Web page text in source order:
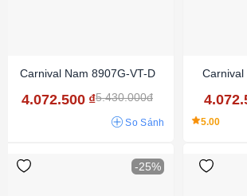
Carnival Nam 8907G-VT-D
4.072.500 ₫5.430.000đ
So Sánh
Carnival
5.00
-25%